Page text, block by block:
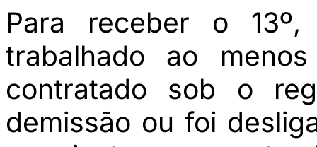
Para receber o
trabalhado ao
contratado sob o
demissão ou foi